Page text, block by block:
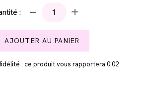
:
AJOUTER AU PANIER
: ce produit vous rapportera 0.02